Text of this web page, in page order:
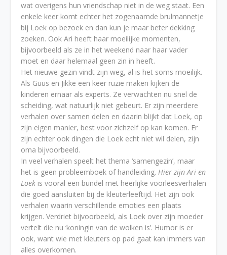
wat overigens hun vriendschap niet in de weg staat. Een
enkele keer komt echter het zogenaamde brulmannetje
bij Loek op bezoek en dan kun je maar beter dekking
zoeken. Ook Ari heeft haar moeilijke momenten,
bijvoorbeeld als ze in het weekend naar haar vader
moet en daar helemaal geen zin in heeft.
Het nieuwe gezin vindt zijn weg, al is het soms moeilijk.
Als Guus en Jikke een keer ruzie maken kijken de
kinderen ernaar als experts. Ze verwachten nu snel de
scheiding, wat natuurlijk niet gebeurt. Er zijn meerdere
verhalen over samen delen en daarin blijkt dat Loek, op
zijn eigen manier, best voor zichzelf op kan komen. Er
zijn echter ook dingen die Loek echt niet wil delen, zijn
oma bijvoorbeeld.
In veel verhalen speelt het thema ‘samengezin’, maar
het is geen probleemboek of handleiding. Hier zijn Ari en
Loek is vooral een bundel met heerlijke voorleesverhalen
die goed aansluiten bij de kleuterleeftijd. Het zijn ook
verhalen waarin verschillende emoties een plaats
krijgen. Verdriet bijvoorbeeld, als Loek over zijn moeder
vertelt die nu ‘koningin van de wolken is’. Humor is er
ook, want wie met kleuters op pad gaat kan immers van
alles overkomen.